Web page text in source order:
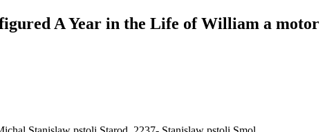
A Year in the Life of William a motor